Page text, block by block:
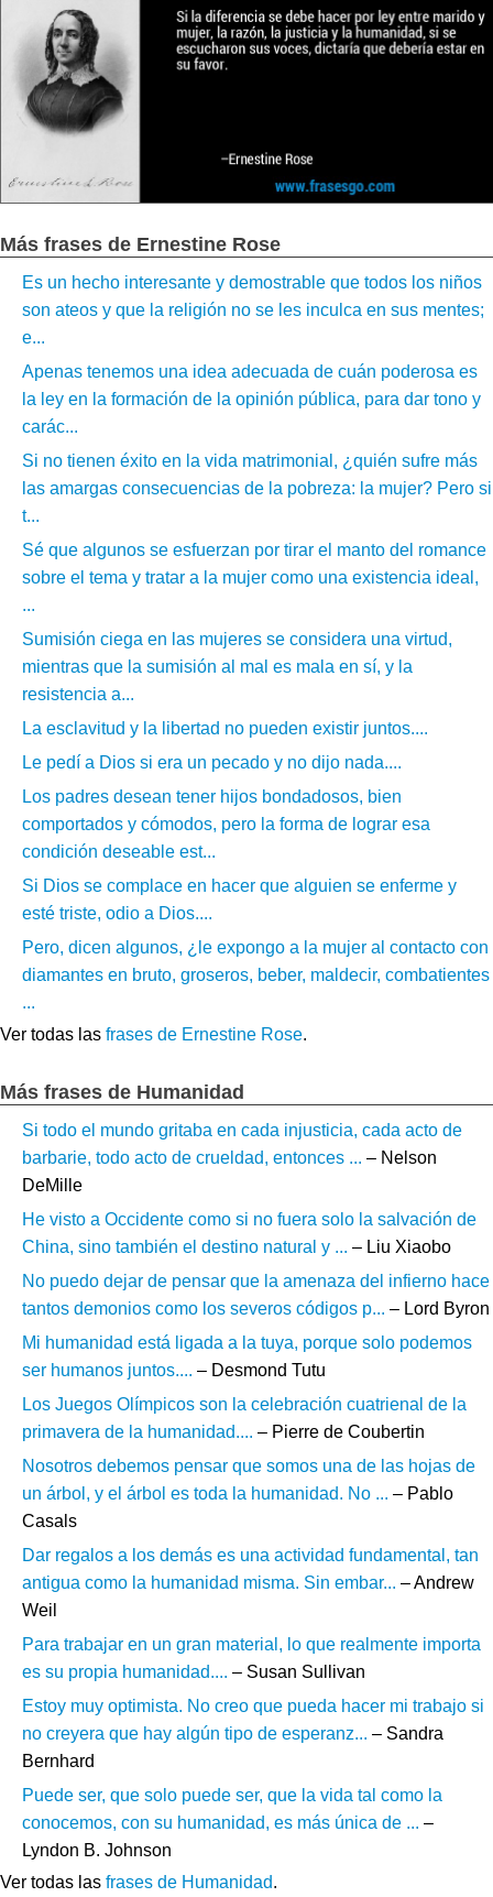
Más frases de Ernestine Rose
Es un hecho interesante y demostrable que todos los niños
son ateos y que la religión no se les inculca en sus mentes;
e...
Apenas tenemos una idea adecuada de cuán poderosa es
la ley en la formación de la opinión pública, para dar tono y
carác...
Si no tienen éxito en la vida matrimonial, ¿quién sufre más
las amargas consecuencias de la pobreza: la mujer? Pero si
t...
Sé que algunos se esfuerzan por tirar el manto del romance
sobre el tema y tratar a la mujer como una existencia ideal,
...
Sumisión ciega en las mujeres se considera una virtud,
mientras que la sumisión al mal es mala en sí, y la
resistencia a...
La esclavitud y la libertad no pueden existir juntos....
Le pedí a Dios si era un pecado y no dijo nada....
Los padres desean tener hijos bondadosos, bien
comportados y cómodos, pero la forma de lograr esa
condición deseable est...
Si Dios se complace en hacer que alguien se enferme y
esté triste, odio a Dios....
Pero, dicen algunos, ¿le expongo a la mujer al contacto con
diamantes en bruto, groseros, beber, maldecir, combatientes
...
Ver todas las frases de Ernestine Rose.
Más frases de Humanidad
Si todo el mundo gritaba en cada injusticia, cada acto de
barbarie, todo acto de crueldad, entonces ... – Nelson
DeMille
He visto a Occidente como si no fuera solo la salvación de
China, sino también el destino natural y ... – Liu Xiaobo
No puedo dejar de pensar que la amenaza del infierno hace
tantos demonios como los severos códigos p... – Lord Byron
Mi humanidad está ligada a la tuya, porque solo podemos
ser humanos juntos.... – Desmond Tutu
Los Juegos Olímpicos son la celebración cuatrienal de la
primavera de la humanidad.... – Pierre de Coubertin
Nosotros debemos pensar que somos una de las hojas de
un árbol, y el árbol es toda la humanidad. No ... – Pablo
Casals
Dar regalos a los demás es una actividad fundamental, tan
antigua como la humanidad misma. Sin embar... – Andrew
Weil
Para trabajar en un gran material, lo que realmente importa
es su propia humanidad.... – Susan Sullivan
Estoy muy optimista. No creo que pueda hacer mi trabajo si
no creyera que hay algún tipo de esperanz... – Sandra
Bernhard
Puede ser, que solo puede ser, que la vida tal como la
conocemos, con su humanidad, es más única de ... –
Lyndon B. Johnson
Ver todas las frases de Humanidad.